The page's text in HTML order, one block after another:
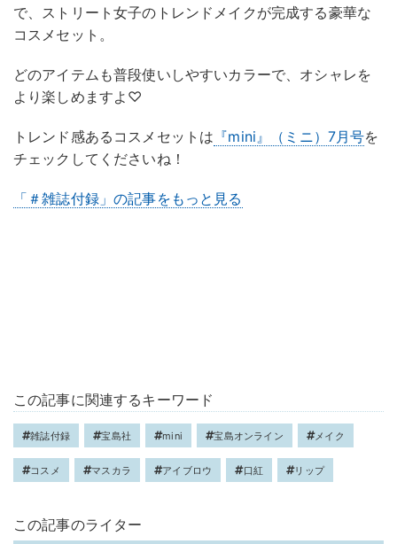
で、ストリート女子のトレンドメイクが完成する豪華な
コスメセット。
どのアイテムも普段使いしやすいカラーで、オシャレを
より楽しめますよ♡
トレンド感あるコスメセットは 『mini』（ミニ）7月号を
チェックしてくださいね！
「＃雑誌付録」の記事をもっと見る
この記事に関連するキーワード
雑誌付録 宝島社 mini 宝島オンライン メイク
コスメ マスカラ アイブロウ 口紅 リップ
この記事のライター